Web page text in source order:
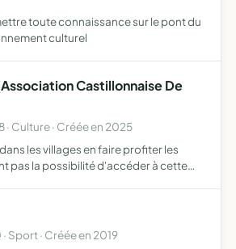
toute connaissance sur le pont du
culturel
Castillonnaise De
Culture · Créée en 2025
les villages en faire profiter les
pas la possibilité d'accéder à cette
Sport · Créée en 2019